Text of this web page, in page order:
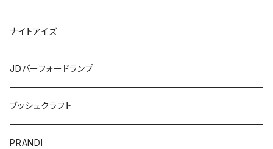
ナイトアイズ
JDバーフォードランプ
ブッシュクラフト
PRANDI